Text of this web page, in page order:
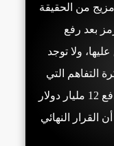
من الحقيقة
بعد رفع
ولا توجد
التفاهم التي
تشمل وقف إطلاق النار في لبنان ودفع 12 مليار دولار
النهائي